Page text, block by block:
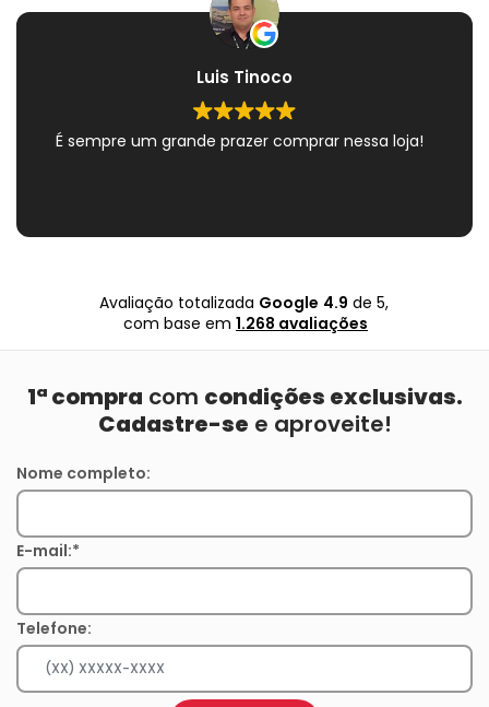
Luis Tinoco
É sempre um grande prazer comprar nessa loja!
Avaliação totalizada Google 4.9 de 5,
com base em 1.268 avaliações